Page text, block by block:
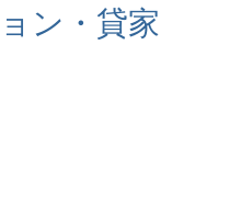
ン・貸家